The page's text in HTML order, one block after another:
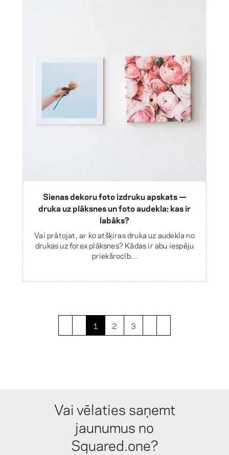
Sienas dekoru foto izdruku apskats —
druka uz plāksnes un foto audekla: kas ir
labāks?
Vai prātojat, ar ko atšķiras druka uz audekla no
drukas uz forex plāksnes? Kādas ir abu iespēju
priekšrocīb...
1 2 3
Vai vēlaties saņemt
jaunumus no
Squared.one?